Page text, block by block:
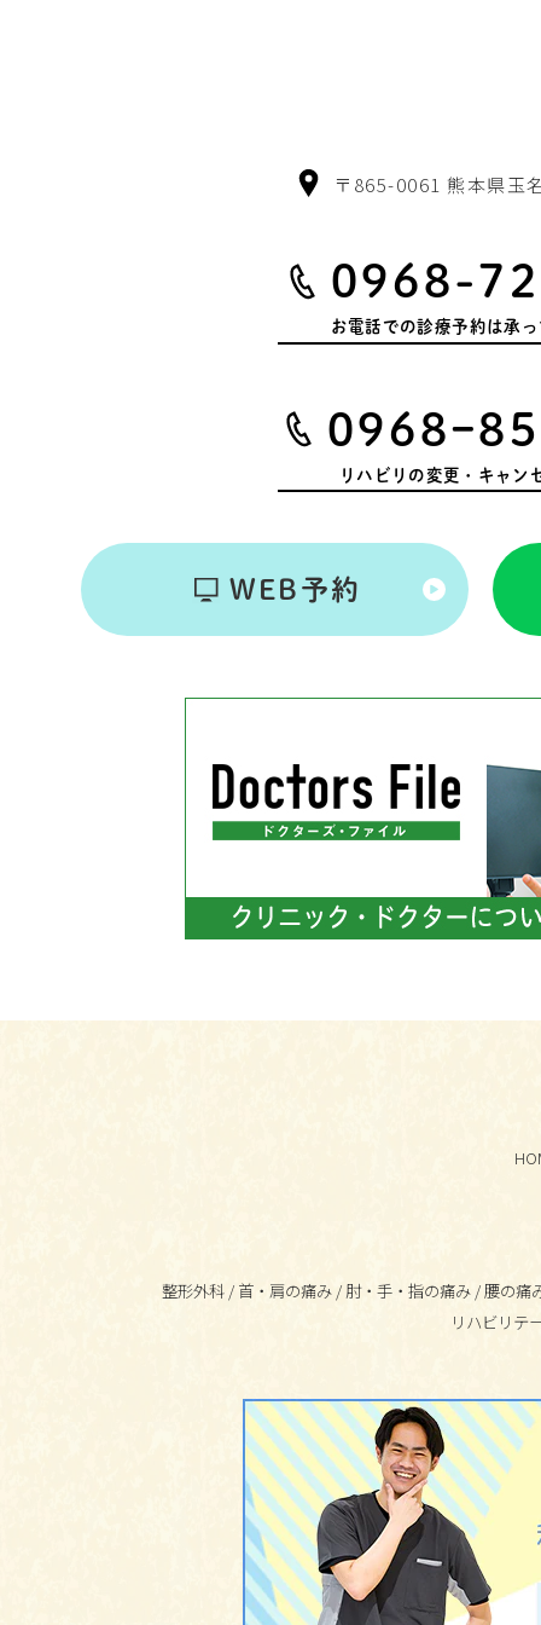
〒865-0061 熊本県玉
0968-
お電話での診療予約は承
0968ｰ
リハビリの変更・キャン
WEB予約
整形外科 / 首・肩の痛み / 肘・手・指の痛み /腰の痛
リハビリテ